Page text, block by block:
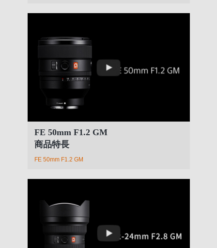
FE 50mm F1.2 GM
商品特長
FE 50mm F1.2 GM